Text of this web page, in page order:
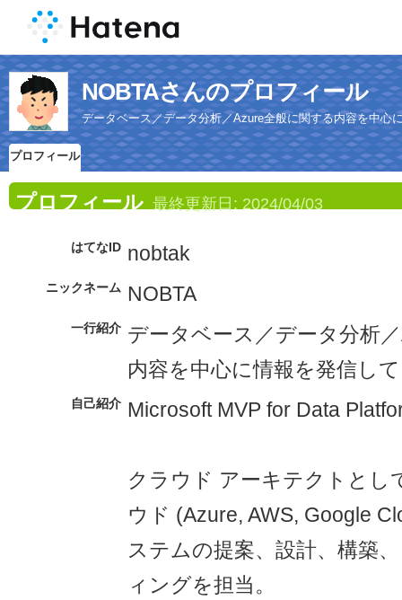
NOBTAさんのプロフィール
データベース／データ分析／Azure全般に関する内容を中心
プロフィール
プロフィール 最終更新日: 2024/04/03
はてなID nobtak
ニックネーム NOBTA
一行紹介 データベース／データ分析
内容を中心に情報を発信し
自己紹介 Microsoft MVP for Data
クラウド アーキテクトとし
ウド (Azure, AWS, Google
ステムの提案、設計、構築
ィングを担当。